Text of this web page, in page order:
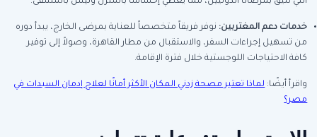
خدمات دعم المغتربين: نوفر فريقاً متخصصاً للعناية بمرضى الخارج، يبدأ دوره
من تسهيل إجراءات السفر، والاستقبال من مطار القاهرة، وصولاً إلى توفير
كافة الاحتياجات اللوجستية خلال فترة الإقامة.
واقرأ أيضًا:لماذا تعتبر مصحة زدني المكان الأكثر أمانًا لعلاج إدمان السيدات في
مصر؟